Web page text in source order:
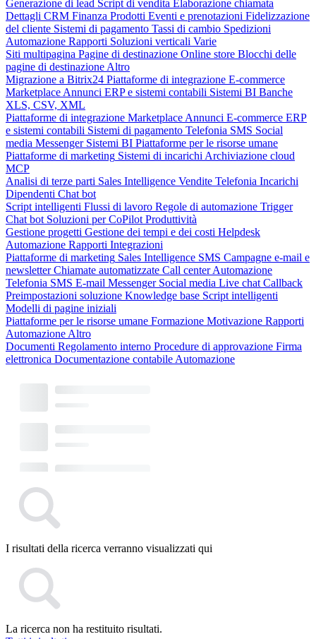
Generazione di lead Script di vendita Elaborazione chiamata
Dettagli CRM Finanza Prodotti Eventi e prenotazioni Fidelizzazione
del cliente Sistemi di pagamento Tassi di cambio Spedizioni
Automazione Rapporti Soluzioni verticali Varie
Siti multipagina Pagine di destinazione Online store Blocchi delle
pagine di destinazione Altro
Migrazione a Bitrix24 Piattaforme di integrazione E-commerce
Marketplace Annunci ERP e sistemi contabili Sistemi BI Banche
XLS, CSV, XML
Piattaforme di integrazione Marketplace Annunci E-commerce ERP
e sistemi contabili Sistemi di pagamento Telefonia SMS Social
media Messenger Sistemi BI Piattaforme per le risorse umane
Piattaforme di marketing Sistemi di incarichi Archiviazione cloud
MCP
Analisi di terze parti Sales Intelligence Vendite Telefonia Incarichi
Dipendenti Chat bot
Script intelligenti Flussi di lavoro Regole di automazione Trigger
Chat bot Soluzioni per CoPilot Produttività
Gestione progetti Gestione dei tempi e dei costi Helpdesk
Automazione Rapporti Integrazioni
Piattaforme di marketing Sales Intelligence SMS Campagne e-mail e
newsletter Chiamate automatizzate Call center Automazione
Telefonia SMS E-mail Messenger Social media Live chat Callback
Preimpostazioni soluzione Knowledge base Script intelligenti
Modelli di pagine iniziali
Piattaforme per le risorse umane Formazione Motivazione Rapporti
Automazione Altro
Documenti Regolamento interno Procedure di approvazione Firma
elettronica Documentazione contabile Automazione
I risultati della ricerca verranno visualizzati qui
La ricerca non ha restituito risultati.